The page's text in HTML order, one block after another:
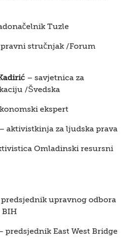
Tuzle
stručnjak /Forum
– savjetnica za
/Švedska
ekspert
– aktivistkinja za ljudska prava
Omladinski resursni
predsjednik upravnog odbora
BIH
predsjednik East West Bridge